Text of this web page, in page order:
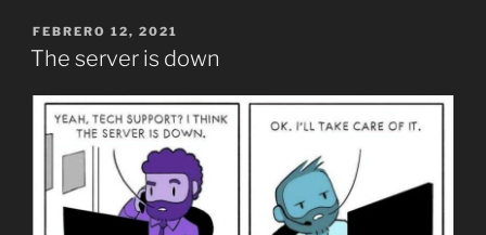
PUBLICADO
EL
FEBRERO 12, 2021
The server is down